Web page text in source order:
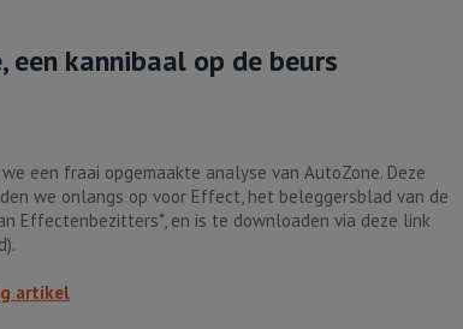
een kannibaal op de beurs
een fraai opgemaakte analyse van AutoZone. Deze
we onlangs op voor Effect, het beleggersblad van de
Effectenbezitters*, en is te downloaden via deze link
artikel